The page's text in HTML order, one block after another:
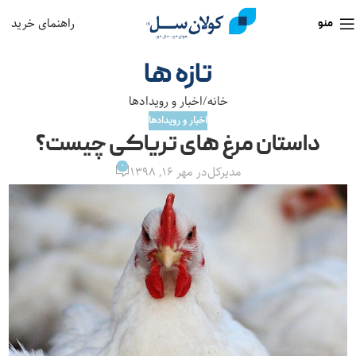
منو راهنمای خرید
تازه ها
خانه اخبار و رویدادها
اخبار و رویدادها
داستان مرغ های تریاکی چیست؟
مدیرکلدر مهر ۱۶, ۱۳۹۸ 0